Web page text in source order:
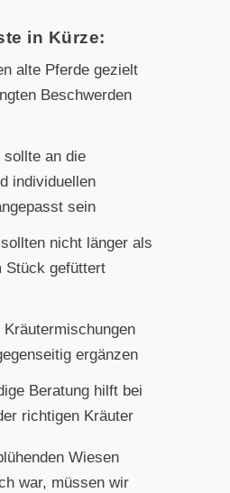
in Kürze:
alte Pferde gezielt
Beschwerden
sollte an die
individuellen
sein
nicht länger als
Stück gefüttert
Kräutermischungen
ergänzen
Beratung hilft bei
richtigen Kräuter
Wiesen
war, müssen wir